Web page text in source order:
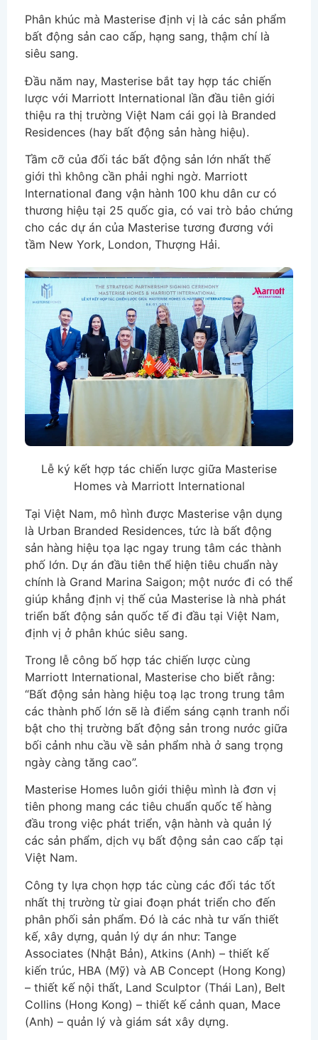
Phân khúc mà Masterise định vị là các sản phẩm
bất động sản cao cấp, hạng sang, thậm chí là
siêu sang.
Đầu năm nay, Masterise bắt tay hợp tác chiến
lược với Marriott International lần đầu tiên giới
thiệu ra thị trường Việt Nam cái gọi là Branded
Residences (hay bất động sản hàng hiệu).
Tầm cỡ của đối tác bất động sản lớn nhất thế
giới thì không cần phải nghi ngờ. Marriott
International đang vận hành 100 khu dân cư có
thương hiệu tại 25 quốc gia, có vai trò bảo chứng
cho các dự án của Masterise tương đương với
tầm New York, London, Thượng Hải.
Lễ ký kết hợp tác chiến lược giữa Masterise
Homes và Marriott International
Tại Việt Nam, mô hình được Masterise vận dụng
là Urban Branded Residences, tức là bất động
sản hàng hiệu tọa lạc ngay trung tâm các thành
phố lớn. Dự án đầu tiên thể hiện tiêu chuẩn này
chính là Grand Marina Saigon; một nước đi có thể
giúp khẳng định vị thế của Masterise là nhà phát
triển bất động sản quốc tế đi đầu tại Việt Nam,
định vị ở phân khúc siêu sang.
Trong lễ công bố hợp tác chiến lược cùng
Marriott International, Masterise cho biết rằng:
“Bất động sản hàng hiệu toạ lạc trong trung tâm
các thành phố lớn sẽ là điểm sáng cạnh tranh nổi
bật cho thị trường bất động sản trong nước giữa
bối cảnh nhu cầu về sản phẩm nhà ở sang trọng
ngày càng tăng cao”.
Masterise Homes luôn giới thiệu mình là đơn vị
tiên phong mang các tiêu chuẩn quốc tế hàng
đầu trong việc phát triển, vận hành và quản lý
các sản phẩm, dịch vụ bất động sản cao cấp tại
Việt Nam.
Công ty lựa chọn hợp tác cùng các đối tác tốt
nhất thị trường từ giai đoạn phát triển cho đến
phân phối sản phẩm. Đó là các nhà tư vấn thiết
kế, xây dựng, quản lý dự án như: Tange
Associates (Nhật Bản), Atkins (Anh) – thiết kế
kiến trúc, HBA (Mỹ) và AB Concept (Hong Kong)
– thiết kế nội thất, Land Sculptor (Thái Lan), Belt
Collins (Hong Kong) – thiết kế cảnh quan, Mace
(Anh) – quản lý và giám sát xây dựng.